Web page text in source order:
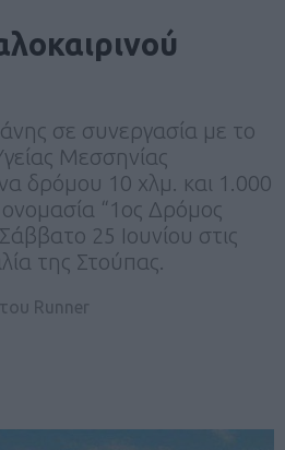
σε συνεργασία με το
Μεσσηνίας
δρόμου 10 χλμ. και 1.000
ονομασία “1ος Δρόμος
25 Ιουνίου στις
της Στούπας.
του Runner